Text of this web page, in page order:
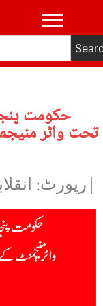
حکومت
|رپورٹ: